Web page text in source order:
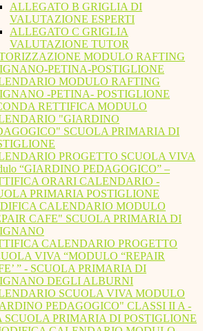
ALLEGATO B GRIGLIA DI
VALUTAZIONE ESPERTI
ALLEGATO C GRIGLIA
VALUTAZIONE TUTOR
MODULO RAFTING
PETINA-POSTIGLIONE
MODULO RAFTING
-PETINA- POSTIGLIONE
RETTIFICA MODULO
"GIARDINO
SCUOLA PRIMARIA DI
PROGETTO SCUOLA VIVA
“GIARDINO PEDAGOGICO” –
ORARI CALENDARIO -
PRIMARIA POSTIGLIONE
CALENDARIO MODULO
CAFE" SCUOLA PRIMARIA DI
CALENDARIO PROGETTO
VIVA “MODULO “REPAIR
” - SCUOLA PRIMARIA DI
DEGLI ALBURNI
SCUOLA VIVA MODULO
PEDAGOGICO" CLASSI II A -
SCUOLA PRIMARIA DI POSTIGLIONE